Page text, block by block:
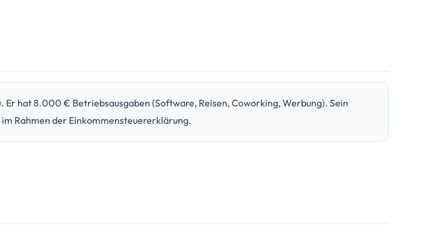
hat 8.000 € Betriebsausgaben (Software, Reisen, Coworking, Werbung). Sein
Rahmen der Einkommensteuererklärung.